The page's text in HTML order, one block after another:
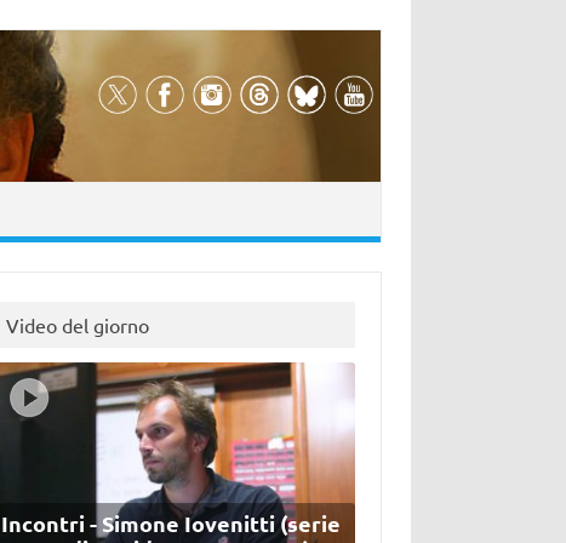
Video del giorno
Incontri - Simone Iovenitti (serie